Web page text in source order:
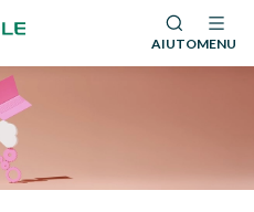
AIUTOMENU